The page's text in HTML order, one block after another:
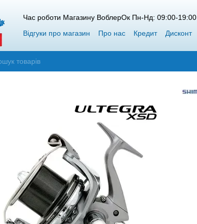
Час роботи Магазину ВоблерОк Пн-Нд: 09:00-19:00
Відгуки про магазин
Про нас Кредит Дисконт